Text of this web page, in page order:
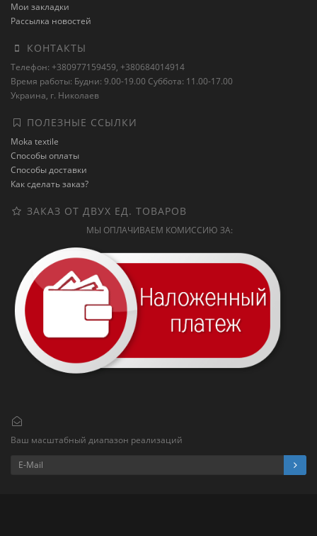
Мои закладки
Рассылка новостей
КОНТАКТЫ
Телефон: +380977159459, +380684014914
Время работы: Будни: 9.00-19.00 Суббота: 11.00-17.00
Украина, г. Николаев
ПОЛЕЗНЫЕ ССЫЛКИ
Moka textile
Способы оплаты
Способы доставки
Как сделать заказ?
ЗАКАЗ ОТ ДВУХ ЕД. ТОВАРОВ
МЫ ОПЛАЧИВАЕМ КОМИССИЮ ЗА:
Ваш масштабный диапазон реализаций